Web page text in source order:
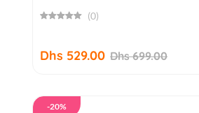
(0)
Dhs 529.00 Dhs 699.00
-20%